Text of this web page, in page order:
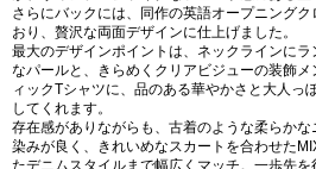
さらにバックには、同作の英語オープニング
おり、贅沢な両面デザインに仕上げました。
最大のデザインポイントは、ネックラインに
なパールと、きらめくクリアビジューの装飾
ィックTシャツに、品のある華やかさと大人っ
してくれます。
存在感がありながらも、古着のような柔らか
染みが良く、きれいめなスカートを合わせた